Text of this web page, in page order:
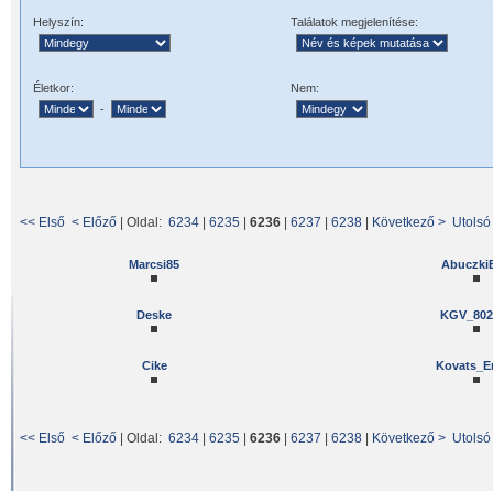
Helyszín: Találatok megjelenítése:
Életkor:
-
Nem:
<< Első < Előző | Oldal: 6234 6235 6236 6237 6238 Következő >
Marcsi85
Deske
Cike
<< Első < Előző | Oldal: 6234 6235 6236 6237 6238 Következő >